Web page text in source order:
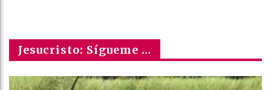
Jesucristo: Sígueme …